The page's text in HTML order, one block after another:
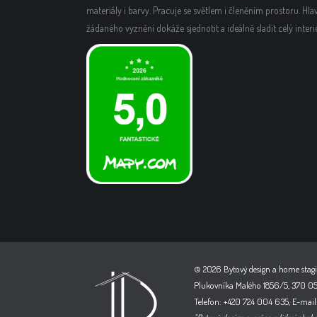
materiály i barvy. Pracuje se světlem i členěním prostoru.
žádaného vyznění dokáže sjednotit a ideálně sladit celý
© 2026 Bytový design a home
Plukovníka Malého 1856/5, 370
Telefon: +420 724 004 635, E-